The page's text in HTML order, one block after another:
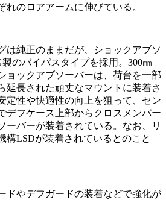
れのロアアームに伸びている。
は純正のままだが、ショックアブソ
のバイパスタイプを採用。300㎜
ョックアブソーバーは、荷台を一部
延長された頑丈なマウントに装着さ
定性や快適性の向上を狙って、セン
デフケース上部からクロスメンバー
ーバーが装着されている。なお、リ
構LSDが装着されているとのこと
ドやデフガードの装着などで強化が